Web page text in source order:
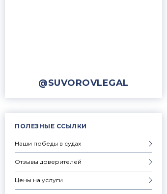
@SUVOROVLEGAL
ПОЛЕЗНЫЕ ССЫЛКИ
Наши победы в судах
Отзывы доверителей
Цены на услуги